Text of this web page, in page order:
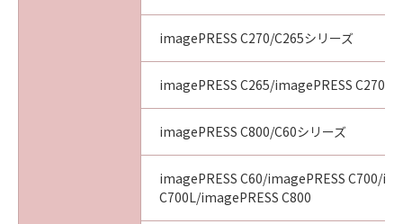
imagePRESS C270/C265シリーズ
imagePRESS C265/imagePRESS C270
imagePRESS C800/C60シリーズ
imagePRESS C60/imagePRESS C700/
C700L/imagePRESS C800